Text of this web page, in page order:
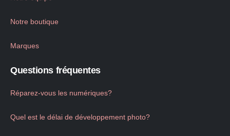
Notre boutique
Marques
Questions fréquentes
Réparez-vous les numériques?
Quel est le délai de développement photo?